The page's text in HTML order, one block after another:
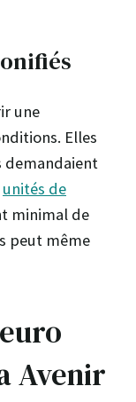
une
Elles
demandaient
unités de
minimal de
peut même
Avenir